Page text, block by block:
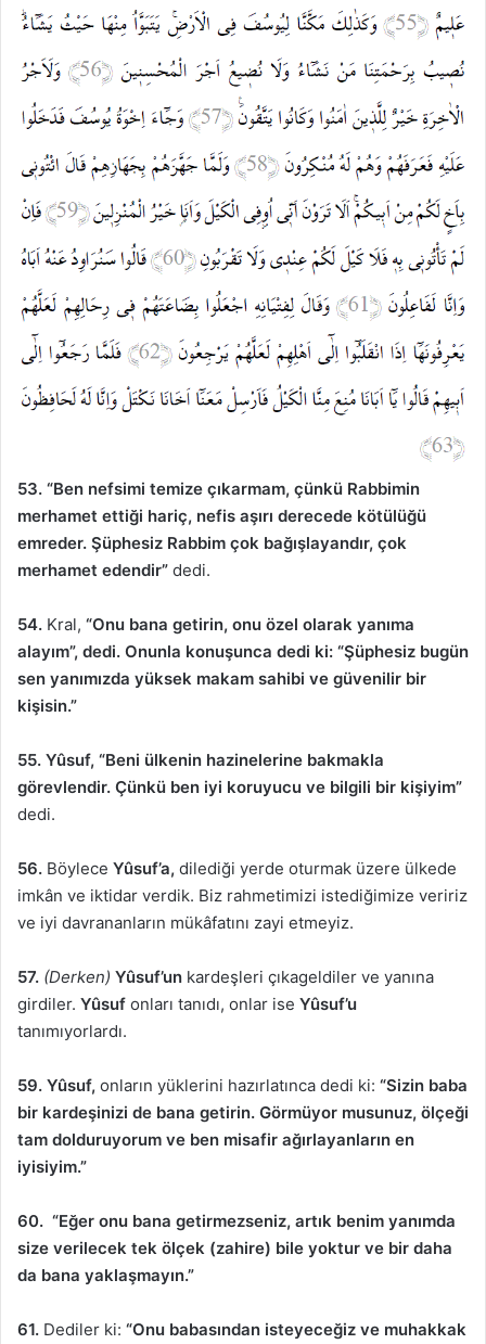
53. “Ben nefsimi temize çıkarmam, çünkü Rabbimin
merhamet ettiği hariç, nefis aşırı derecede kötülüğü
emreder. Şüphesiz Rabbim çok bağışlayandır, çok
merhamet edendir” dedi.
54. Kral, “Onu bana getirin, onu özel olarak yanıma
alayım”, dedi. Onunla konuşunca dedi ki: “Şüphesiz bugün
sen yanımızda yüksek makam sahibi ve güvenilir bir
kişisin.”
55. Yûsuf, “Beni ülkenin hazinelerine bakmakla
görevlendir. Çünkü ben iyi koruyucu ve bilgili bir kişiyim”
dedi.
56. Böylece Yûsuf’a, dilediği yerde oturmak üzere ülkede
imkân ve iktidar verdik. Biz rahmetimizi istediğimize veririz
ve iyi davrananların mükâfatını zayi etmeyiz.
57. (Derken) Yûsuf’un kardeşleri çıkageldiler ve yanına
girdiler. Yûsuf onları tanıdı, onlar ise Yûsuf’u
tanımıyorlardı.
59. Yûsuf, onların yüklerini hazırlatınca dedi ki: “Sizin baba
bir kardeşinizi de bana getirin. Görmüyor musunuz, ölçeği
tam dolduruyorum ve ben misafir ağırlayanların en
iyisiyim.”
60. “Eğer onu bana getirmezseniz, artık benim yanımda
size verilecek tek ölçek (zahire) bile yoktur ve bir daha
da bana yaklaşmayın.”
61. Dediler ki: “Onu babasından isteyeceğiz ve muhakkak